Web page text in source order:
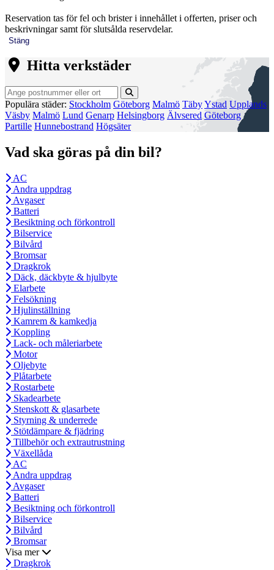
Reservation tas för fel och brister i innehållet i offerten, priser och
beskrivningar samt för slutsålda reservdelar.
Stäng
Hitta verkstäder
Populära städer: Stockholm Göteborg Malmö TäbyYstad Upplands
Väsby Malmö Lund Genarp Helsingborg Älvsered Göteborg
Partille Hunnebostrand Högsäter
Vad ska göras på din bil?
AC
Andra uppdrag
Avgaser
Batteri
Besiktning och förkontroll
Bilservice
Bilvård
Bromsar
Dragkrok
Däck, däckbyte & hjulbyte
Elarbete
Felsökning
Hjulinställning
Kamrem & kamkedja
Koppling
Lack- och måleriarbete
Motor
Oljebyte
Plåtarbete
Rostarbete
Skadearbete
Stenskott & glasarbete
Styrning & underrede
Stötdämpare & fjädring
Tillbehör och extrautrustning
Växellåda
AC
Andra uppdrag
Avgaser
Batteri
Besiktning och förkontroll
Bilservice
Bilvård
Bromsar
Visa mer
Dragkrok